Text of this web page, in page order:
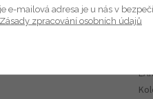
textilní síťovině. Na
míče.
e-mailová adresa je u nás v bezpečí.
Zásady zpracování osobních údajů